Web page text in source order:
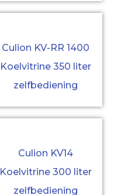
Culion KV-RR 1400
Koelvitrine 350 liter
zelfbediening
Culion KV14
Koelvitrine 300 liter
zelfbediening